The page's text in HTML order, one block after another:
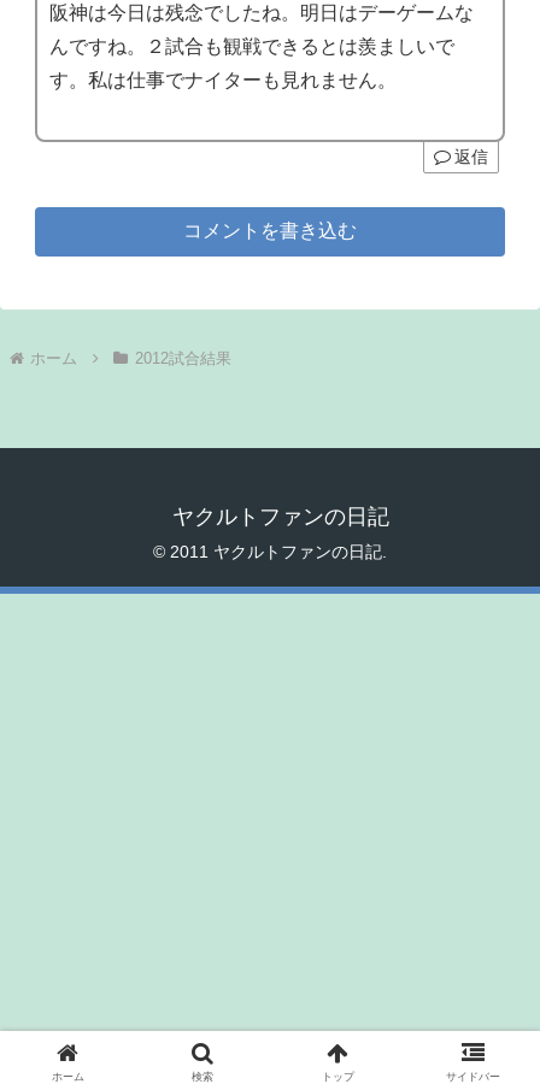
阪神は今日は残念でしたね。明日はデーゲームな
んですね。２試合も観戦できるとは羨ましいで
す。私は仕事でナイターも見れません。
返信
コメントを書き込む
ホーム 2012試合結果
ヤクルトファンの日記
© 2011 ヤクルトファンの日記.
ホーム 検索 トップ サイドバー